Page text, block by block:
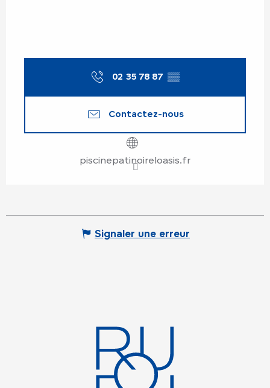
02 35 78 87 ▒▒
Contactez-nous
piscinepatinoireloasis.fr
Signaler une erreur